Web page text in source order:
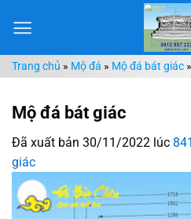
đến
dungTrang chủ » Mộ đá » Mộ đá bát giác »
Mộ đá bát giác
Đã xuất bản 30/11/2022 lúc
giác